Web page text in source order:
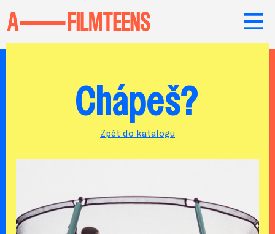
Chápeš?
Zpět do katalogu